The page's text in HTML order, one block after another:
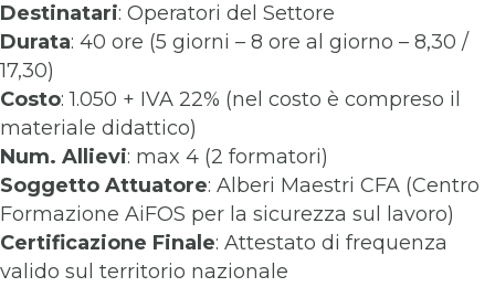
Destinatari: Operatori del Settore
Durata: 40 ore (5 giorni – 8 ore al giorno – 8,30 /
17,30)
Costo: 1.050 + IVA 22% (nel costo è compreso il
materiale didattico)
Num. Allievi: max 4 (2 formatori)
Soggetto Attuatore: Alberi Maestri CFA (Centro
Formazione AiFOS per la sicurezza sul lavoro)
Certificazione Finale: Attestato di frequenza
valido sul territorio nazionale